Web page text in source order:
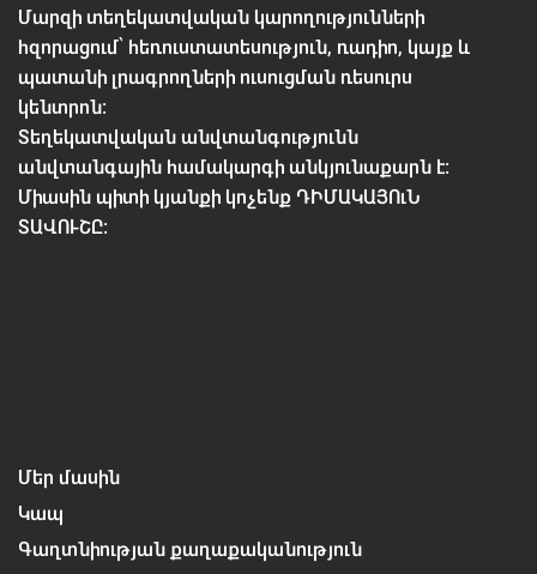
Մարզի տեղեկատվական կարողությունների
հզորացում՝ հեռուստատեսություն, ռադիո, կայք և
պատանի լրագրողների ուսուցման ռեսուրս
կենտրոն:
Տեղեկատվական անվտանգությունն
անվտանգային համակարգի անկյունաքարն է:
Միասին պիտի կյանքի կոչենք ԴԻՄԱԿԱՅՈւՆ
ՏԱՎՈՒՇԸ:
Մեր մասին
Կապ
Գաղտնիության քաղաքականություն